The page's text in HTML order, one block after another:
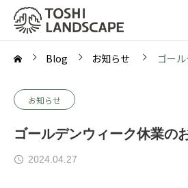
Blog お知らせ ゴー
お知らせ
ゴールデンウィーク休業の
2024.04.27